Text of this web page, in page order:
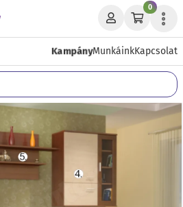
0
KampányMunkáinkKapcsolat